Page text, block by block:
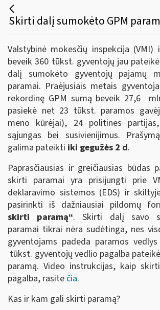
Valstybinė mokesčių inspekcija
beveik 360 tūkst. gyventojų jau
dalį sumokėto gyventojų pajamų
paramai. Praėjusiais metais
rekordinę GPM sumą beveik 27,6
pasiekė net 23 tūkst. paramos
meno kūrėjai), 24 politines
sąjungas bei susivienijimus.
galima pateikti iki gegužės 2 d.
Paprasčiausias ir greičiausias būdas
skirti paramai yra prisijungti prie
deklaravimo sistemos (EDS) ir
pasirinkti iš dažniausiai pildomų
skirti paramą“. Skirti dalį savo
paramai tikrai nėra sudėtinga, nes
gyventojams padeda paramos
tūkst. gyventojų vedlio pagalba
paramą. Video instrukcijas, kaip
pagalba, rasite čia.
Kas ir kam gali skirti paramą?